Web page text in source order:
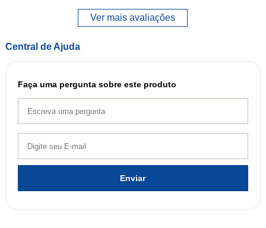
Ver mais avaliações
Central de Ajuda
Faça uma pergunta sobre este produto
Enviar